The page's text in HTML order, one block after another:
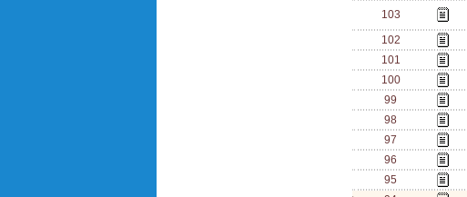
103
102
101
100
99
98
97
96
95